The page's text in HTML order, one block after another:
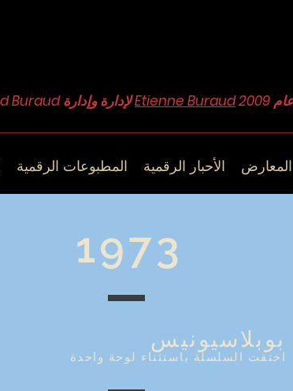
تخضع مجموعة Roland Buraud لإدارة وإدارةEtienne Buraud
المطبوعات الرقمية الأحبار الرقمية المعارض
1973
بوبلاسيونيس
اختفت السلسلة باستثناء لوحة واحدة